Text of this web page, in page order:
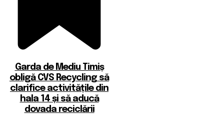
Garda de Mediu Timiș
obligă CVS Recycling să
clarifice activitățile din
hala 14 și să aducă
dovada reciclării